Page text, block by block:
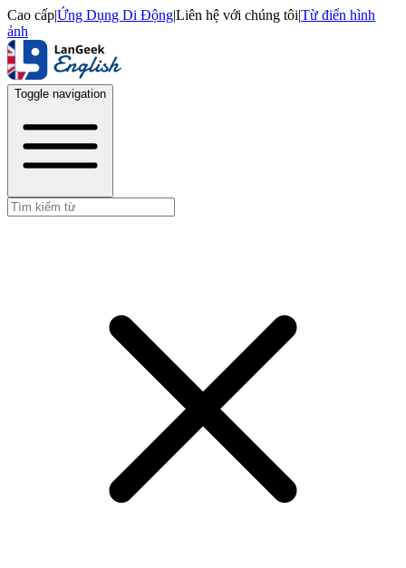
Cao cấp|Ứng Dụng Di Động|Liên hệ với chúng tôi|Từ điển hình
ảnh
Toggle navigation